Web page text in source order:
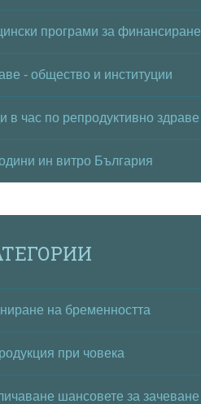
програми за финансиране
- общество и институции
в час по репродуктивно здраве
ин витро България
на бременността
при човека
шансовете за зачеване